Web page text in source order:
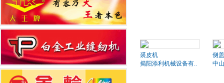
裘皮机
揭阳添利机械设备有..
侧
中